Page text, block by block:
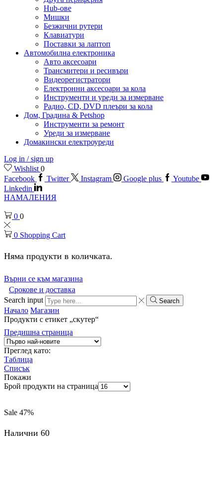
Hub-ове
Мишки
Безжични рутери
Клавиатури
Поставки за лаптоп
Автомобилна електроника
Авто аксесоари
Трансмитери и ресивъри
Видеорегистратори
Електронни аксесоари за кола
Инструменти и уреди за измерване
Радио, CD, DVD плеъри за кола
Дом, Градина & Petshop
Инструменти за ремонт
Уреди за измерване
Домакински електроуреди
Log in / sign up
Wishlist 0
Facebook
Twitter Instagram Google plus
Youtube
Linkedin
НАМАЛЕНИЯ
0 0
0 Shopping Cart
Няма продукти в количката.
Върни се към магазина
Срокове и доставка
Search input
Search
Начало Магазин
Продукти с етикет „скутер“
Предишна страница
Преглед като:
Таблица
Списък
Покажи
Брой продукти на страница
Sale 47%
Налични 60